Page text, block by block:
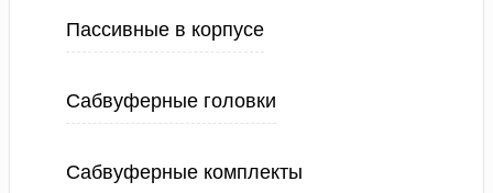
Пассивные в корпусе
Сабвуферные головки
Сабвуферные комплекты